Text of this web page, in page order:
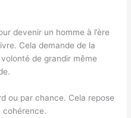
devenir un homme à l’ère
Cela demande de la
de grandir même
ou par chance. Cela repose
cohérence.